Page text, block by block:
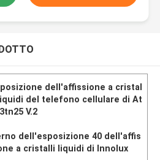
dell'affissione a cristal
del telefono cellulare di At
V.2
dell'esposizione 40 dell'affis
a cristalli liquidi di Innolux